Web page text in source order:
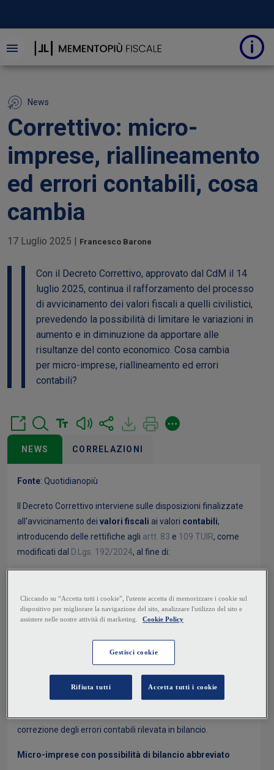
News
Correttivo: micro-
imprese, riallineamento
ed errori contabili, cosa
cambia
17 Luglio 2025 | Francesco Barone
Con il Decreto Correttivo, approvato dal CdM il 14
luglio 2025, continua il rafforzamento del processo
di avvicinamento dei valori fiscali a quelli civilistici,
prevedendo la possibilità di limitare le variazioni in
aumento e in diminuzione da apportare alle
risultanze del conto economico. Cosa cambia
per micro-imprese, riallineamento ed errori
contabili?
NEWS CORRELAZIONI
Fonte: Quotidianopiù
Il Decreto Correttivo interviene sulle disposizioni finalizzate
all'avvicinamento dei valori fiscali ai valori contabili,
introducendo delle rettifiche agli artt. 83 e 109 TUIR, come
modificati dal D.Lgs. 192/2024, al fine di:
imprese;
modificare la disciplina fiscale riguardante gli interessi di
revisionare le disposizioni riguardanti il
dei valori contabili e fiscali, in presenza del cambio delle
rappresentazioni contabili adottate dalle imprese.
In più, vengono riformulate le disposizioni che consentono, a
correzione degli errori contabili rilevata in bilancio.
Micro-imprese con possibilità di bilancio abbreviato